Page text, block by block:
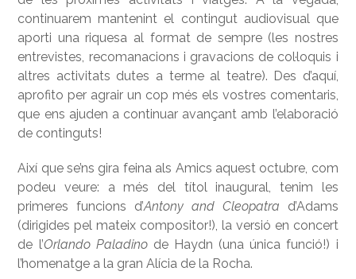
continuarem mantenint el contingut audiovisual que
aporti una riquesa al format de sempre (les nostres
entrevistes, recomanacions i gravacions de col·loquis i
altres activitats dutes a terme al teatre). Des d’aquí,
aprofito per agrair un cop més els vostres comentaris,
que ens ajuden a continuar avançant amb l’elaboració
de continguts!
Així que se’ns gira feina als Amics aquest octubre, com
podeu veure: a més del títol inaugural, tenim les
primeres funcions d’Antony and Cleopatra d’Adams
(dirigides pel mateix compositor!), la versió en concert
de l’Orlando Paladino de Haydn (una única funció!) i
l’homenatge a la gran Alícia de la Rocha.